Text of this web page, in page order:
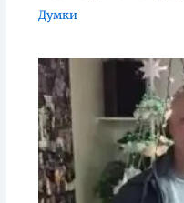
Думки